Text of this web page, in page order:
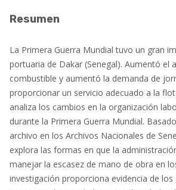
Resumen
La Primera Guerra Mundial tuvo un gran
portuaria de Dakar (Senegal). Aumentó el
combustible y aumentó la demanda de
proporcionar un servicio adecuado a la
analiza los cambios en la organización
durante la Primera Guerra Mundial.
archivo en los Archivos Nacionales de
explora las formas en que la
manejar la escasez de mano de obra en
investigación proporciona evidencia de los